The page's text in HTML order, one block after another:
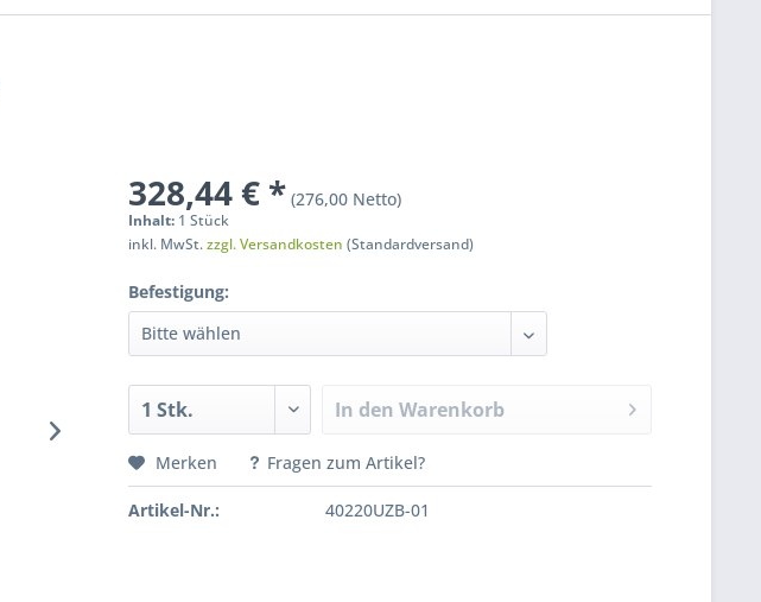
328,44 € * (276,00 Netto)
Inhalt: 1 Stück
inkl. MwSt.zzgl. Versandkosten (Standardversand)
Befestigung:
In den Warenkorb
Merken Fragen zum Artikel?
Artikel-Nr.: 40220UZB-01